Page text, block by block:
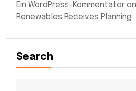
Ein WordPress-Kommentator on
Renewables Receives Planning
Search